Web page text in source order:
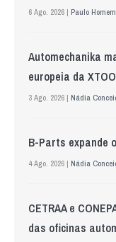
6 Ago. 2026 | Paulo Homem
Automechanika
europeia da
3 Ago. 2026 | Nádia
B-Parts expande
4 Ago. 2026 | Nádia
CETRAA e
das oficinas